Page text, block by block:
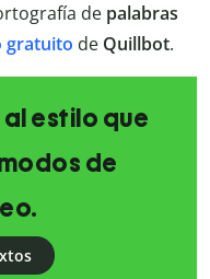
de palabras
gratuito de Quillbot.
estilo que
de